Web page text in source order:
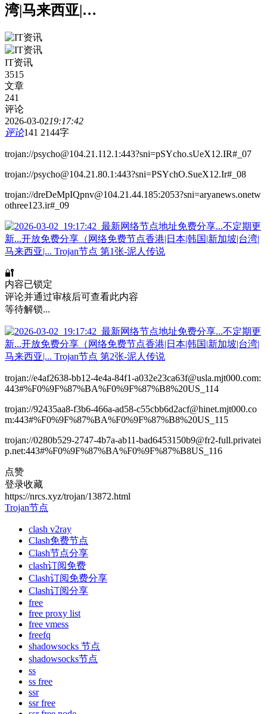
湾|马来西亚|…
IT资讯
3515
文章
241
评论
2026-03-0219:17:42
评论141 2144字
trojan://psycho@104.21.112.1:443?sni=pSYcho.sUeX12.IR#_07
trojan://psycho@104.21.80.1:443?sni=PSYchO.SueX12.Ir#_08
trojan://dreDeMpIQpnv@104.21.44.185:2053?sni=aryanews.onetw
othree123.ir#_09
🔐
内容已锁定
评论并通过审核后可查看此内容
等待解锁...
trojan://e4af2638-bb12-4e4a-84f1-a032e23ca63f@usla.mjt000.com:
443#%F0%9F%87%BA%F0%9F%87%B8%20US_114
trojan://92435aa8-f3b6-466a-ad58-c55cbb6d2acf@hinet.mjt000.co
m:443#%F0%9F%87%BA%F0%9F%87%B8%20US_115
trojan://0280b529-2747-4b7a-ab11-bad6453150b9@fr2-full.privatei
p.net:443#%F0%9F%87%BA%F0%9F%87%B8US_116
点赞
登录收藏
https://nrcs.xyz/trojan/13872.html
Trojan节点
clash v2ray
Clash免费节点
Clash节点分享
clash订阅免费
Clash订阅免费分享
Clash订阅分享
free
free proxy list
free vmess
freefq
shadowsocks 节点
shadowsocks节点
ss
ss free
ssr
ssr free